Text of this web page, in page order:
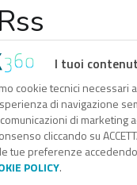
I tuoi
cookie tecnici necessari
di navigazione
di marketing
cliccando su
tue preferenze
POLICY.